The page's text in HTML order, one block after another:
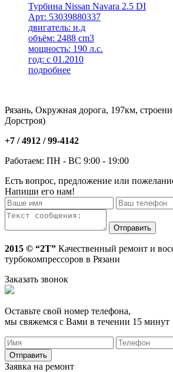
Турбина Nissan Navara 2.5 DI
Арт: 53039880337
двигатель: н.д
объём: 2488 cm3
мощность: 190 л.с.
год: с 01.2010
подробнее
Рязань, Окружная дорога, 197км,
Дорстроя)
+7 / 4912 /99-4142
Работаем: ПН - ВС 9:00 - 19:00
Есть вопрос, предложение или
Напиши его нам!
2015 © “2T” Качественный ремонт и
турбокомпрессоров в Рязани
Заказать звонок
Оставьте свой номер телефона,
мы свяжемся с Вами в течении 15 минут
Заявка на ремонт